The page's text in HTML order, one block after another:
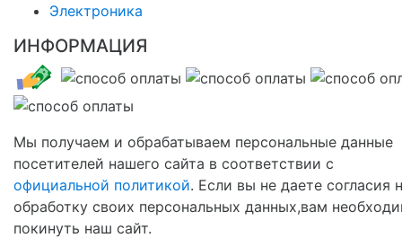
Электроника
ИНФОРМАЦИЯ
Мы получаем и обрабатываем персональные данные
посетителей нашего сайта в соответствии с
официальной политикой. Если вы не даете согласия
обработку своих персональных данных,вам
покинуть наш сайт.